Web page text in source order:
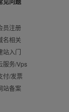
员注册
名相关
站入门
服务/Vps
付/发票
站备案